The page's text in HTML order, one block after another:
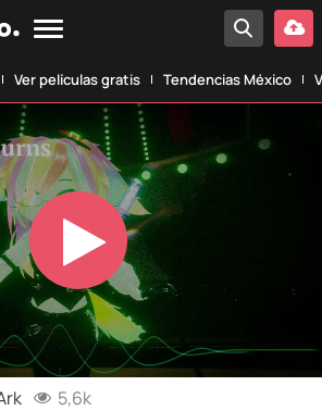
Ver películas gratis Tendencias México
Play
Video
5,6k